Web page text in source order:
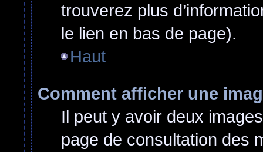
trouverez plus
le lien en bas de page).
Haut
Comment afficher une
Il peut y avoir deux
page de consultation des